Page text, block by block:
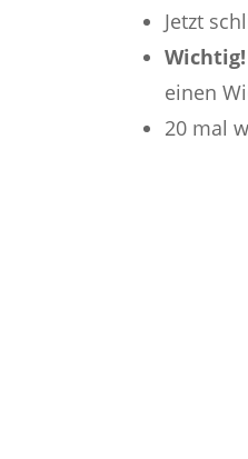
Jetzt
Wichtig!
einen
20 mal